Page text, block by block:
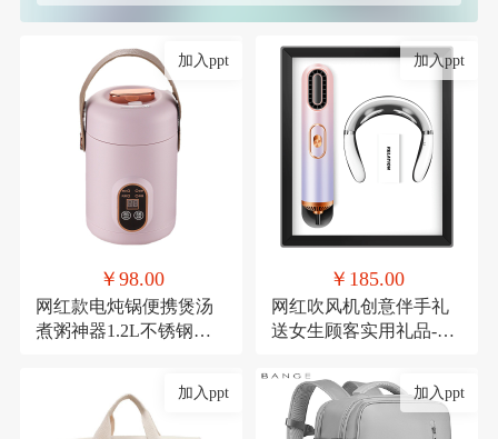
加入ppt
￥98.00
网红款电炖锅便携煲汤
煮粥神器1.2L不锈钢电
加入ppt
￥185.00
网红吹风机创意伴手礼
送女生顾客实用礼品-极
加入ppt 加入ppt